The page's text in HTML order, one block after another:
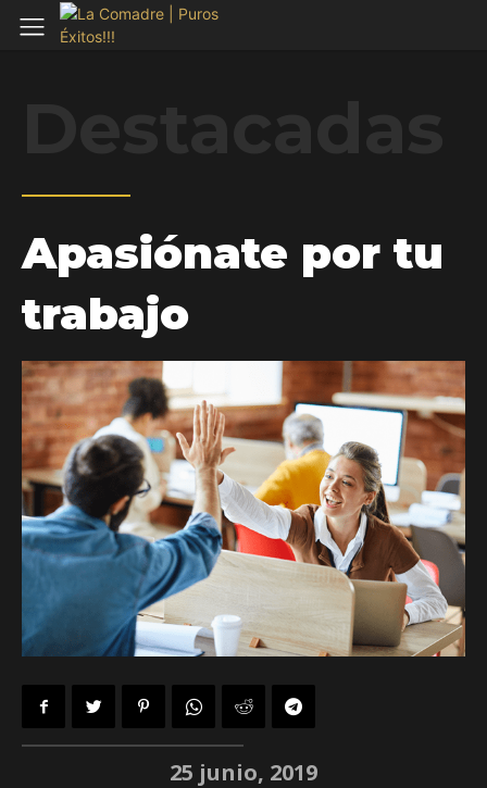
Apasiónate por tu
trabajo
25 junio, 2019